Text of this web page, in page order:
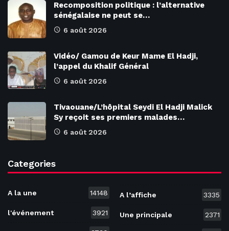
Recomposition politique : l’alternative
sénégalaise ne peut se…
6 août 2026
Vidéo/ Gamou de Keur Mame El Hadji,
l’appel du Khalif Général
6 août 2026
Tivaouane/L’hôpital Seydi El Hadji Malick
Sy reçoit ses premiers malades…
6 août 2026
Categories
A la une 14148
l'événement 3921
A l’affiche 3335
Une principale 2371